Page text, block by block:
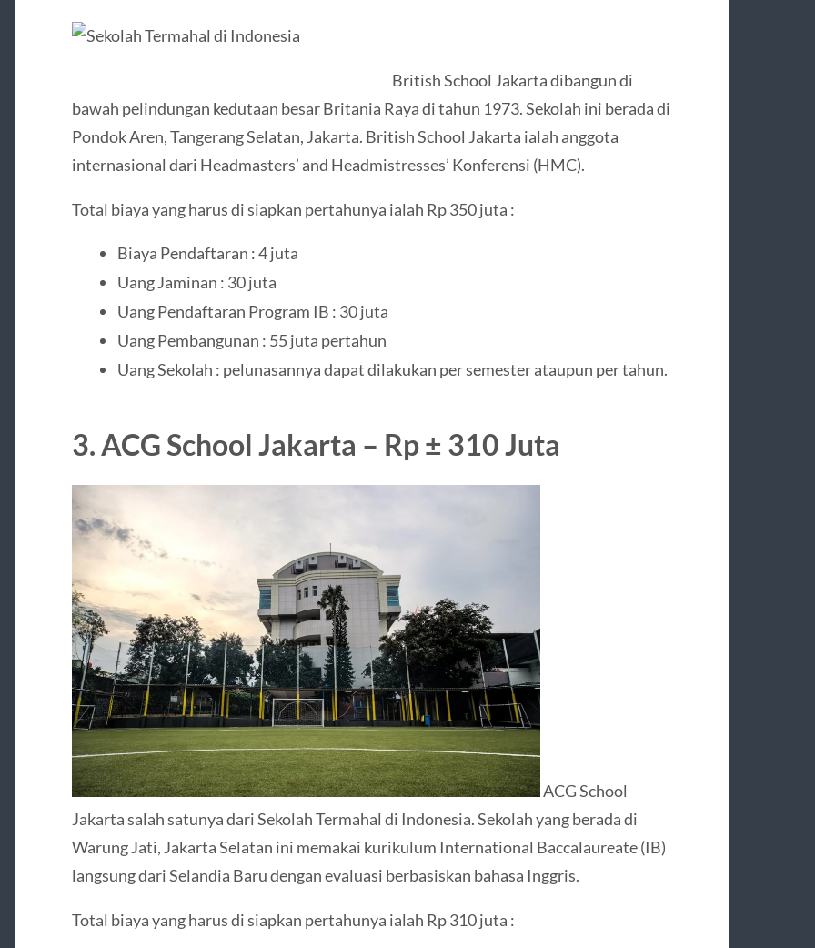
British School Jakarta dibangun di
bawah pelindungan kedutaan besar Britania Raya di tahun 1973. Sekolah ini berada di
Pondok Aren, Tangerang Selatan, Jakarta. British School Jakarta ialah anggota
internasional dari Headmasters’ and Headmistresses’ Konferensi (HMC).
Total biaya yang harus di siapkan pertahunya ialah Rp 350 juta :
Biaya Pendaftaran : 4 juta
Uang Jaminan : 30 juta
Uang Pendaftaran Program IB : 30 juta
Uang Pembangunan : 55 juta pertahun
Uang Sekolah : pelunasannya dapat dilakukan per semester ataupun per tahun.
3. ACG School Jakarta – Rp ± 310 Juta
ACG School
Jakarta salah satunya dari Sekolah Termahal di Indonesia. Sekolah yang berada di
Warung Jati, Jakarta Selatan ini memakai kurikulum International Baccalaureate (IB)
langsung dari Selandia Baru dengan evaluasi berbasiskan bahasa Inggris.
Total biaya yang harus di siapkan pertahunya ialah Rp 310 juta :